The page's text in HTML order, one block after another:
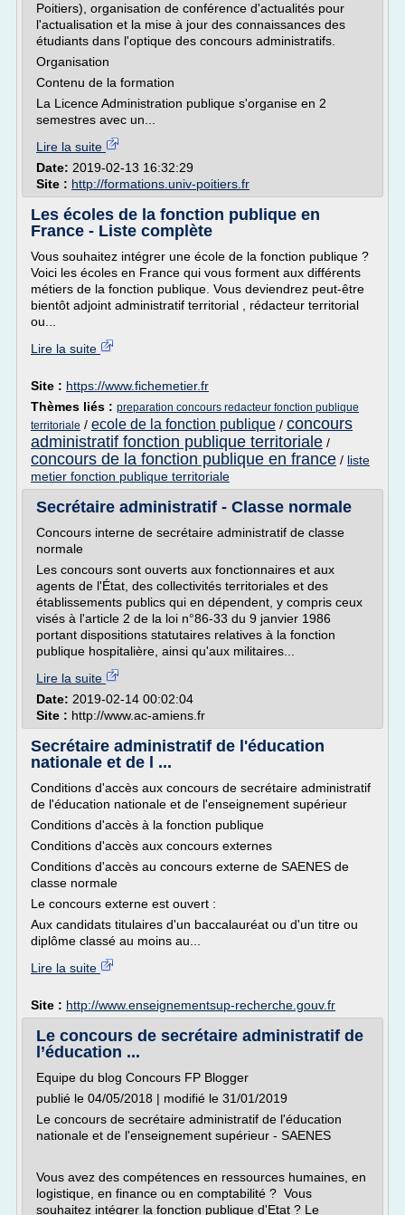
Poitiers), organisation de conférence d'actualités pour
l'actualisation et la mise à jour des connaissances des
étudiants dans l'optique des concours administratifs.
Organisation
Contenu de la formation
La Licence Administration publique s'organise en 2
semestres avec un...
Lire la suite
Date: 2019-02-13 16:32:29
Site : http://formations.univ-poitiers.fr
Les écoles de la fonction publique en
France - Liste complète
Vous souhaitez intégrer une école de la fonction publique ?
Voici les écoles en France qui vous forment aux différents
métiers de la fonction publique. Vous deviendrez peut-être
bientôt adjoint administratif territorial , rédacteur territorial
ou...
Lire la suite
Site : https://www.fichemetier.fr
Thèmes liés : preparation concours redacteur fonction publique
territoriale / ecole de la fonction publique / concours
administratif fonction publique territoriale /
concours de la fonction publique en france / liste
metier fonction publique territoriale
Secrétaire administratif - Classe normale
Concours interne de secrétaire administratif de classe
normale
Les concours sont ouverts aux fonctionnaires et aux
agents de l'État, des collectivités territoriales et des
établissements publics qui en dépendent, y compris ceux
visés à l'article 2 de la loi n°86-33 du 9 janvier 1986
portant dispositions statutaires relatives à la fonction
publique hospitalière, ainsi qu'aux militaires...
Lire la suite
Date: 2019-02-14 00:02:04
Site : http://www.ac-amiens.fr
Secrétaire administratif de l'éducation
nationale et de l ...
Conditions d'accès aux concours de secrétaire administratif
de l'éducation nationale et de l'enseignement supérieur
Conditions d'accès à la fonction publique
Conditions d'accès aux concours externes
Conditions d'accès au concours externe de SAENES de
classe normale
Le concours externe est ouvert :
Aux candidats titulaires d'un baccalauréat ou d'un titre ou
diplôme classé au moins au...
Lire la suite
Site : http://www.enseignementsup-recherche.gouv.fr
Le concours de secrétaire administratif de
l’éducation ...
Equipe du blog Concours FP Blogger
publié le 04/05/2018 | modifié le 31/01/2019
Le concours de secrétaire administratif de l'éducation
nationale et de l'enseignement supérieur - SAENES
Vous avez des compétences en ressources humaines, en
logistique, en finance ou en comptabilité ? Vous
souhaitez intégrer la fonction publique d'Etat ? Le